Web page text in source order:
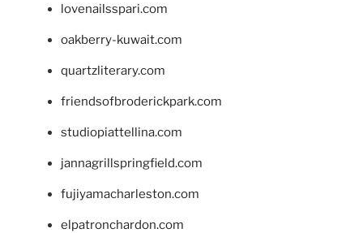
lovenailsspari.com
oakberry-kuwait.com
quartzliterary.com
friendsofbroderickpark.com
studiopiattellina.com
jannagrillspringfield.com
fujiyamacharleston.com
elpatronchardon.com